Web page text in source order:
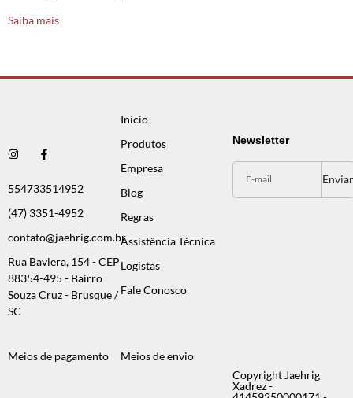
Saiba mais
554733514952
(47) 3351-4952
contato@jaehrig.com.br
Rua Baviera, 154 - CEP
88354-495 - Bairro
Souza Cruz - Brusque /
SC
Início
Produtos
Empresa
Blog
Regras
Assistência Técnica
Logistas
Fale Conosco
Newsletter
Meios de pagamento
Meios de envio
Copyright Jaehrig
Xadrez -